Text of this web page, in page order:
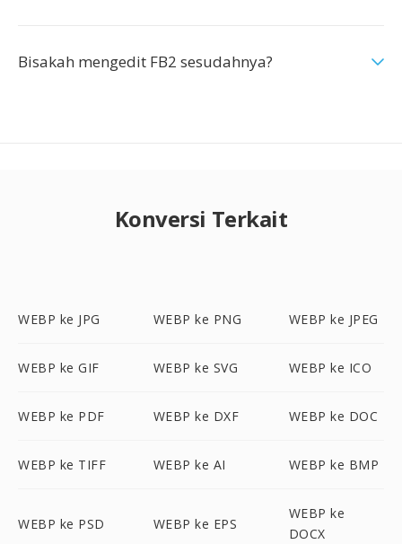
Bisakah mengedit FB2 sesudahnya?
Konversi Terkait
WEBP ke JPG WEBP ke PNG WEBP ke JPEG
WEBP ke GIF WEBP ke SVG WEBP ke ICO
WEBP ke PDF WEBP ke DXF WEBP ke DOC
WEBP ke TIFF WEBP ke AI WEBP ke BMP
WEBP ke PSD WEBP ke EPS
WEBP ke
DOCX